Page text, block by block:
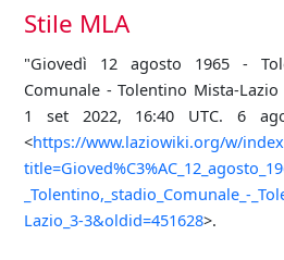
Stile MLA
"Giovedì 12 agosto 1965 -
Comunale - Tolentino Mista-
1 set 2022, 16:40 UTC. 6
<https://www.laziowiki.org/w/
_Tolentino,_stadio_Comunale_-
Lazio_3-3&oldid=451628>.